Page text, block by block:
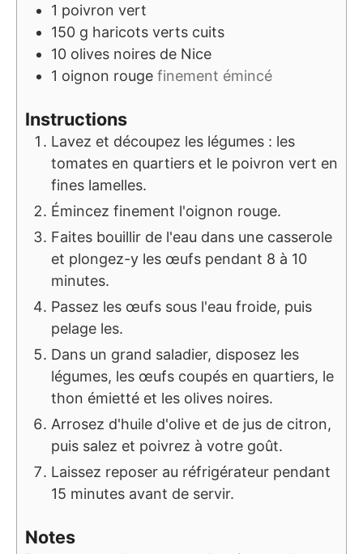
1 poivron vert
150 g haricots verts cuits
10 olives noires de Nice
1 oignon rouge finement émincé
Instructions
Lavez et découpez les légumes : les
tomates en quartiers et le poivron vert en
fines lamelles.
Émincez finement l'oignon rouge.
Faites bouillir de l'eau dans une casserole
et plongez-y les œufs pendant 8 à 10
minutes.
Passez les œufs sous l'eau froide, puis
pelage les.
Dans un grand saladier, disposez les
légumes, les œufs coupés en quartiers, le
thon émietté et les olives noires.
Arrosez d'huile d'olive et de jus de citron,
puis salez et poivrez à votre goût.
Laissez reposer au réfrigérateur pendant
15 minutes avant de servir.
Notes